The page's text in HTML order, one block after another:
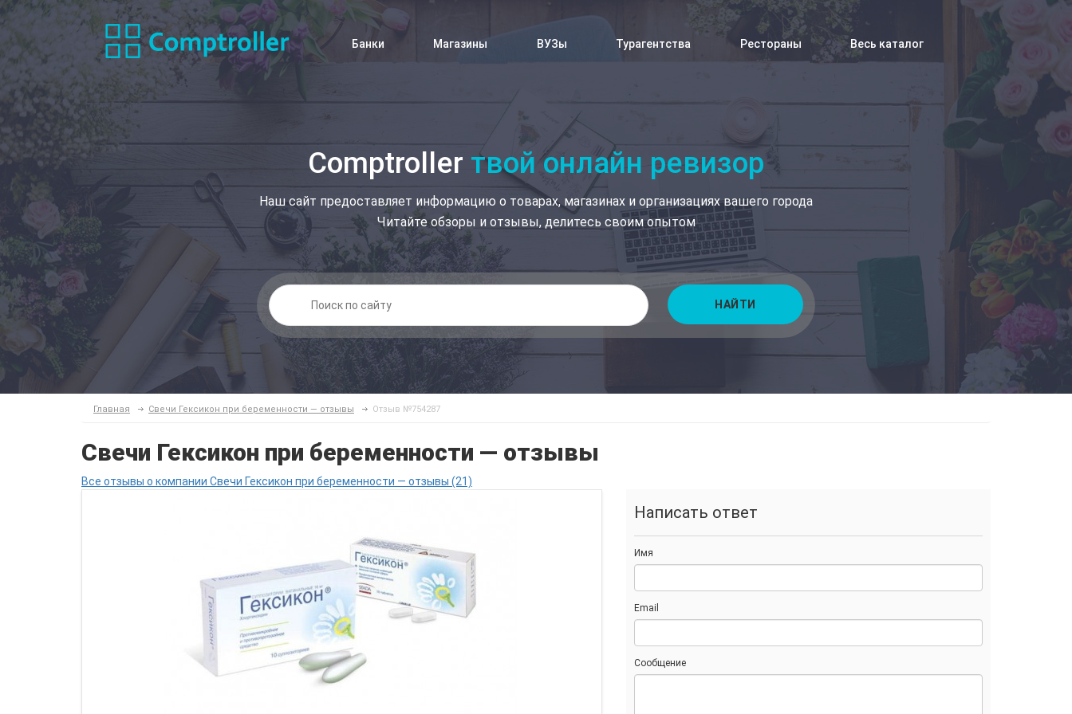
Банки Магазины ВУЗы Турагентства Рестораны Весь каталог
Comptroller твой онлайн ревизор
Наш сайт предоставляет информацию о товарах, магазинах и организациях вашего города
Читайте обзоры и отзывы, делитесь своим опытом
НАЙТИ
Главная Свечи Гексикон при беременности — отзывы Отзыв №754287
Свечи Гексикон при беременности — отзывы
Все отзывы о компании Свечи Гексикон при беременности — отзывы (21)
Написать ответ
Имя
Email
Сообщение